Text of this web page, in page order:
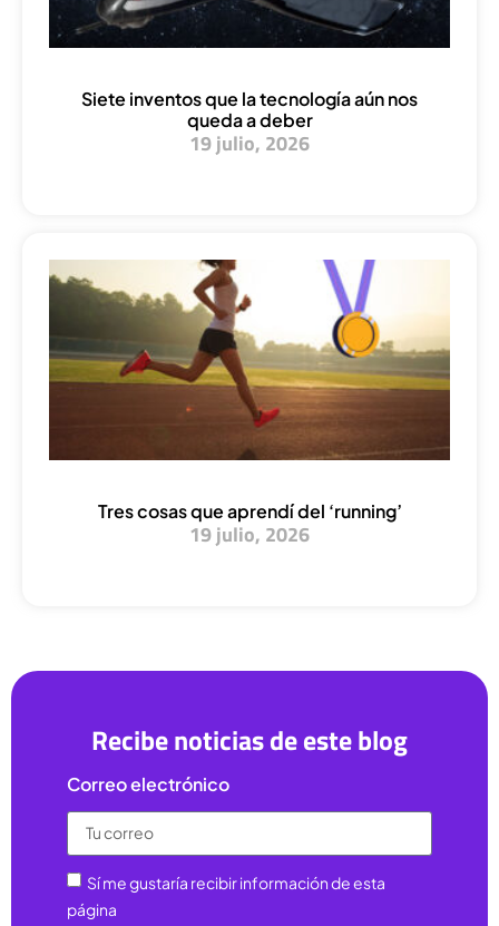
Siete inventos que la tecnología aún nos
queda a deber
19 julio, 2026
Tres cosas que aprendí del ‘running’
19 julio, 2026
Recibe noticias de este blog
Correo electrónico
Sí me gustaría recibir información de esta
página